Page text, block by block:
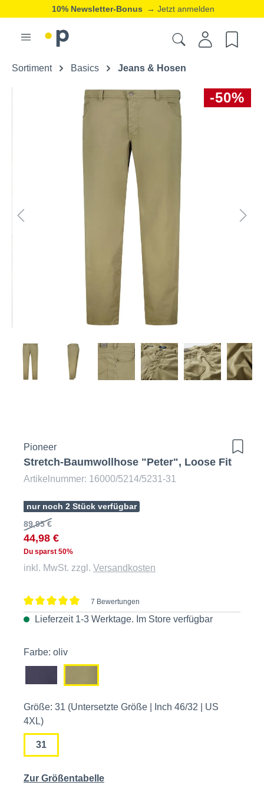
10% Newsletter-Bonus → Jetzt anmelden
Sortiment Basics Jeans & Hosen
-50%
Pioneer
Stretch-Baumwollhose "Peter", Loose Fit
Artikelnummer: 16000/5214/5231-31
nur noch 2 Stück verfügbar
89,95 €
44,98 €
Du sparst 50%
inkl. MwSt. zzgl. Versandkosten
Durchschnittliche Bewertung von 5 von 5 Sternen
7 Bewertungen
Lieferzeit 1-3 Werktage. Im Store verfügbar
Farbe: oliv
Größe: 31 (Untersetzte Größe | Inch 46/32 | US
4XL)
31
Zur Größentabelle